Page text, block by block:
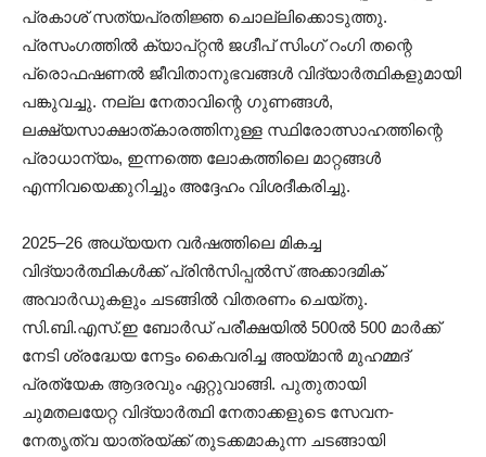
പ്രകാശ് സത്യപ്രതിജ്ഞ ചൊല്ലിക്കൊടുത്തു.
പ്രസംഗത്തിൽ ക്യാപ്റ്റൻ ജഗ്ദീപ് സിംഗ് റംഗി തന്റെ
പ്രൊഫഷണൽ ജീവിതാനുഭവങ്ങൾ വിദ്യാർത്ഥികളുമായി
പങ്കുവച്ചു. നല്ല നേതാവിന്റെ ഗുണങ്ങൾ,
ലക്ഷ്യസാക്ഷാത്കാരത്തിനുള്ള സ്ഥിരോത്സാഹത്തിന്റെ
പ്രാധാന്യം, ഇന്നത്തെ ലോകത്തിലെ മാറ്റങ്ങൾ
എന്നിവയെക്കുറിച്ചും അദ്ദേഹം വിശദീകരിച്ചു.
2025–26 അധ്യയന വർഷത്തിലെ മികച്ച
വിദ്യാർത്ഥികൾക്ക് പ്രിൻസിപ്പൽസ് അക്കാദമിക്
അവാർഡുകളും ചടങ്ങിൽ വിതരണം ചെയ്തു.
സി.ബി.എസ്.ഇ ബോർഡ് പരീക്ഷയിൽ 500ൽ 500 മാർക്ക്
നേടി ശ്രദ്ധേയ നേട്ടം കൈവരിച്ച അയ്മാൻ മുഹമ്മദ്
പ്രത്യേക ആദരവും ഏറ്റുവാങ്ങി. പുതുതായി
ചുമതലയേറ്റ വിദ്യാർത്ഥി നേതാക്കളുടെ സേവന-
നേതൃത്വ യാത്രയ്ക്ക് തുടക്കമാകുന്ന ചടങ്ങായി